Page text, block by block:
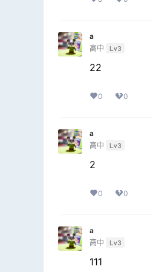
a
高中
Lv3
22
0 0
a
高中
Lv3
2
0 0
a
高中
Lv3
111